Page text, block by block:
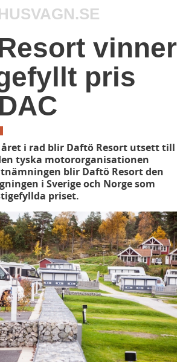
vinner
pris
året i rad blir Daftö Resort utsett till
tyska motororganisationen
blir Daftö Resort den
i Sverige och Norge som
priset.